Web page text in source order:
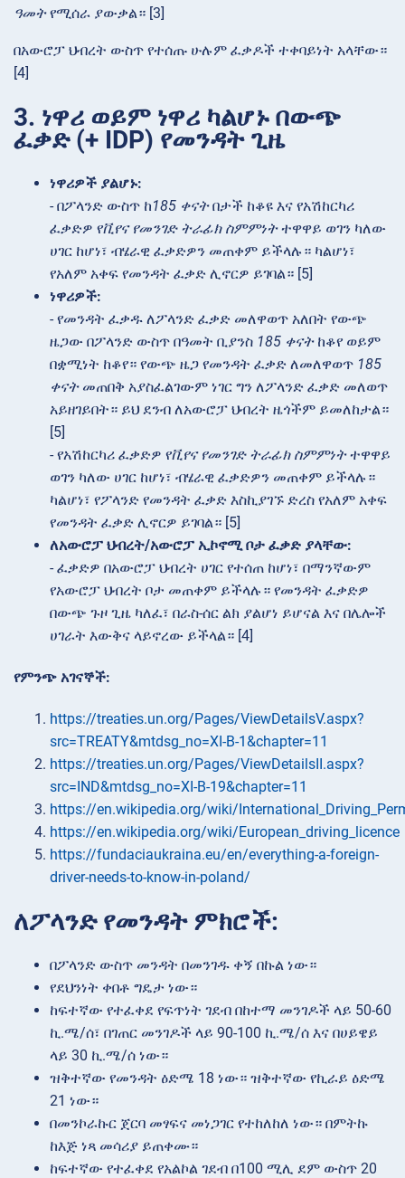
ዓመትየሚሰራ ያውቃል። [3]
በአውሮፓ ህብረት ውስጥ የተሰጡ ሁሉም ፈቃዶች ተቀባይነት አላቸው።
[4]
3. ነዋሪ ወይም ነዋሪ ካልሆኑ በውጭ
ፈቃድ (+ IDP) የመንዳት ጊዜ
ነዋሪዎች ያልሆኑ:
- በፖላንድ ውስጥ ከ185 ቀናትበታች ከቆዩ እና የአሽከርካሪ
ፈቃድዎ የቪየና የመንገድ ትራፊክ ስምምነትተዋዋይ ወገን ካለው
ሀገር ከሆነ፣ ብሄራዊ ፈቃድዎን መጠቀም ይችላሉ። ካልሆነ፣
የአለም አቀፍ የመንዳት ፈቃድ ሊኖርዎ ይገባል። [5]
ነዋሪዎች:
- የመንዳት ፈቃዱ ለፖላንድ ፈቃድ መለዋወጥ አለበት የውጭ
ዜጋው በፖላንድ ውስጥ በዓመት ቢያንስ 185 ቀናትከቆየ ወይም
በቋሚነት ከቆየ። የውጭ ዜጋ የመንዳት ፈቃድ ለመለዋወጥ 185
ቀናትመጠበቅ አያስፈልገውም ነገር ግን ለፖላንድ ፈቃድ መለወጥ
አይዘገይበት። ይህ ደንብ ለአውሮፓ ህብረት ዜጎችም ይመለከታል።
[5]
- የአሽከርካሪ ፈቃድዎ የቪየና የመንገድ ትራፊክ ስምምነትተዋዋይ
ወገን ካለው ሀገር ከሆነ፣ ብሄራዊ ፈቃድዎን መጠቀም ይችላሉ።
ካልሆነ፣ የፖላንድ የመንዳት ፈቃድ እስኪያገኙ ድረስ የአለም አቀፍ
የመንዳት ፈቃድ ሊኖርዎ ይገባል። [5]
ለአውሮፓ ህብረት/አውሮፓ ኢኮኖሚ ቦታ ፈቃድ ያላቸው:
- ፈቃድዎ በአውሮፓ ህብረት ሀገር የተሰጠ ከሆነ፣ በማንኛውም
የአውሮፓ ህብረት ቦታ መጠቀም ይችላሉ። የመንዳት ፈቃድዎ
በውጭ ጉዞ ጊዜ ካለፈ፣ በራስ-ሰር ልክ ያልሆነ ይሆናል እና በሌሎች
ሀገራት እውቅና ላይኖረው ይችላል። [4]
የምንጭ አገናኞች:
https://treaties.un.org/Pages/ViewDetailsV.aspx?
src=TREATY&mtdsg_no=XI-B-1&chapter=11
https://treaties.un.org/Pages/ViewDetailsII.aspx?
src=IND&mtdsg_no=XI-B-19&chapter=11
https://en.wikipedia.org/wiki/
https://en.wikipedia.org/wiki/European_driving_licence
https://fundaciaukraina.eu/en/everything-a-foreign-
driver-needs-to-know-in-poland/
ለፖላንድ የመንዳት ምክሮች:
በፖላንድ ውስጥ መንዳት በመንገዱ ቀኝ በኩል ነው።
የደህንነት ቀበቶ ግዴታ ነው።
ከፍተኛው የተፈቀደ የፍጥነት ገደብ በከተማ መንገዶች ላይ 50-60
ኪ.ሜ/ሰ፣ በገጠር መንገዶች ላይ 90-100 ኪ.ሜ/ሰ እና በሀይዌይ
ላይ 30 ኪ.ሜ/ሰ ነው።
ዝቅተኛው የመንዳት ዕድሜ 18 ነው። ዝቅተኛው የኪራይ ዕድሜ
21 ነው።
በመንኮራኩር ጀርባ መፃፍና መነጋገር የተከለከለ ነው። በምትኩ
ከእጅ ነጻ መሳሪያ ይጠቀሙ።
ከፍተኛው የተፈቀደ የአልኮል ገደብ በ100 ሚሊ ደም ውስጥ 20